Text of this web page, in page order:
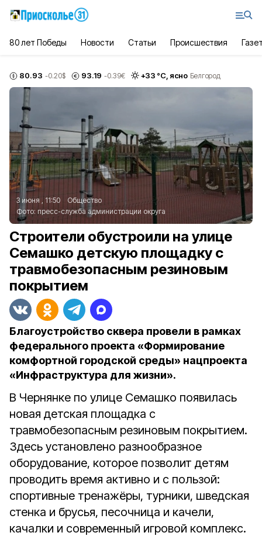
80 лет Победы Новости Статьи Происшествия
80.93 -0.20$ 93.19 -0.39€ +33 °С, ясно Белгород
3 июня , 11:50
Общество
Фото: пресс-служба администрации округа
Строители обустроили на улице
Семашко детскую площадку с
травмобезопасным резиновым
покрытием
Благоустройство сквера провели в рамках
федерального проекта «Формирование
комфортной городской среды» нацпроекта
«Инфраструктура для жизни».
В Чернянке по улице Семашко появилась
новая детская площадка с
травмобезопасным резиновым покрытием.
Здесь установлено разнообразное
оборудование, которое позволит детям
проводить время активно и с пользой:
спортивные тренажёры, турники, шведская
стенка и брусья, песочница и качели,
качалки и современный игровой комплекс.